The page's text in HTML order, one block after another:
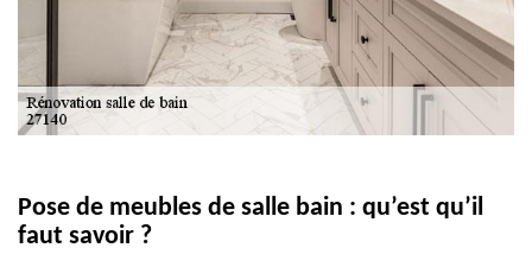
Pose de meubles de salle bain : qu’est qu’il
faut savoir ?